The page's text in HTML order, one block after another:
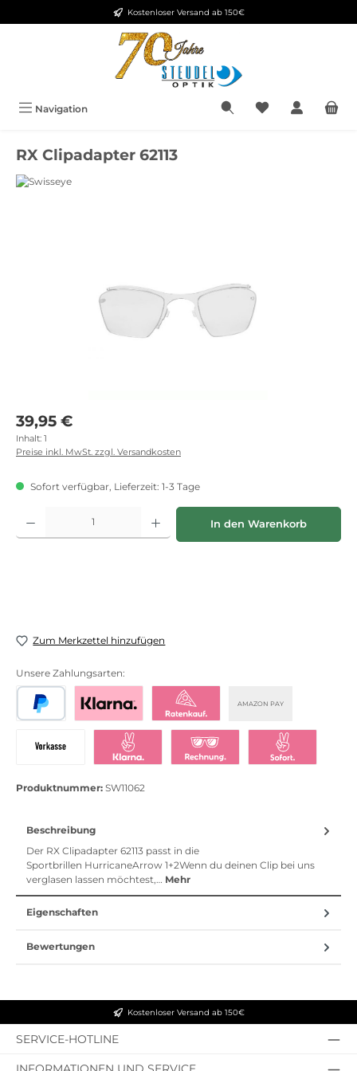
Zum Hauptinhalt springenKostenloser Versand ab 150€
Navigation
RX Clipadapter 62113
Regulärer Preis:
39,95 €
Inhalt: 1
Preise inkl. MwSt. zzgl. Versandkosten
Sofort verfügbar, Lieferzeit: 1-3 Tage
Produkt Anzahl: Gib den gewünschten Wert ein oder benutze die
In den Warenkorb
Zum Merkzettel hinzufügen
Unsere Zahlungsarten:
AMAZON PAY
Bezahlen mit KlarnaKlarna Ratenkauf
Produktnummer: SW11062
Beschreibung
Der RX Clipadapter 62113 passt in die
Sportbrillen HurricaneArrow 1+2Wenn du deinen Clip bei uns
verglasen lassen möchtest,… Mehr
Eigenschaften
Bewertungen
Kostenloser Versand ab 150€
SERVICE-HOTLINE